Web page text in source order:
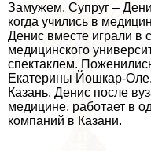
Замужем. Супруг –
когда учились в
Денис вместе играли в
медицинского
спектаклем.
Екатерины Йошкар-
Казань. Денис после
медицине, работает в
компаний в Казани.